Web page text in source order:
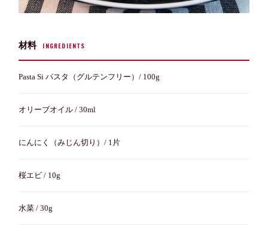
材料 INGREDIENTS
Pasta Si パスタ（グルテンフリー）/ 100g
オリーブオイル / 30ml
にんにく（みじん切り）/ 1片
桜エビ / 10g
水菜 / 30g